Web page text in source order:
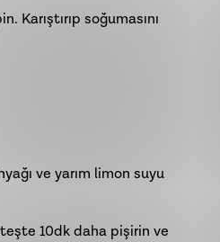
Karıştırıp soğumasını
ve yarım limon suyu
10dk daha pişirin ve